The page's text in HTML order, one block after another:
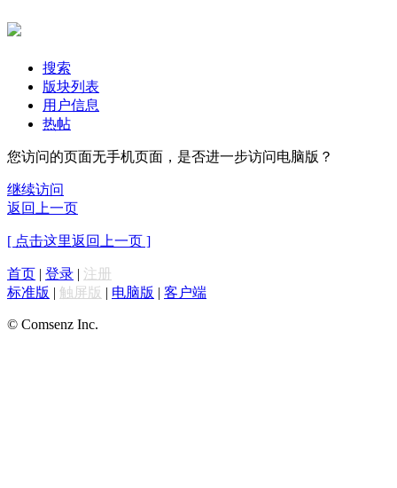
搜索
版块列表
用户信息
热帖
您访问的页面无手机页面，是否进一步访问电脑版？
继续访问
返回上一页
[ 点击这里返回上一页 ]
首页 | 登录 | 注册
标准版 | 触屏版 | 电脑版 | 客户端
© Comsenz Inc.